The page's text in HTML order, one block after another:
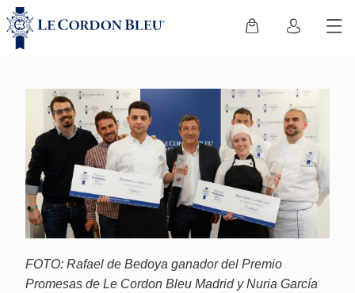
FOTO: Rafael de Bedoya ganador del Premio
Promesas de Le Cordon Bleu Madrid y Nuria García